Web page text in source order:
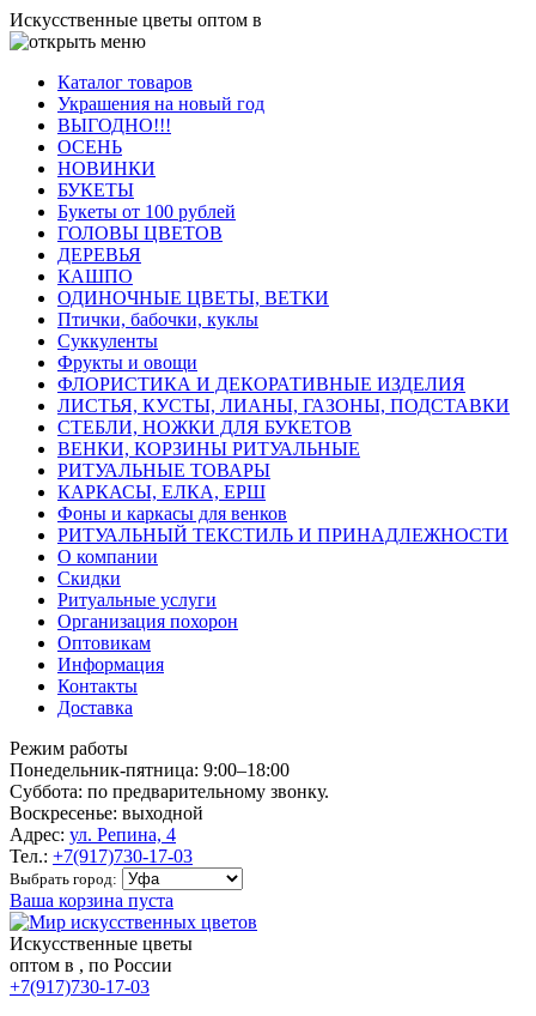
Искусственные цветы оптом в
Каталог товаров
Украшения на новый год
ВЫГОДНО!!!
ОСЕНЬ
НОВИНКИ
БУКЕТЫ
Букеты от 100 рублей
ГОЛОВЫ ЦВЕТОВ
ДЕРЕВЬЯ
КАШПО
ОДИНОЧНЫЕ ЦВЕТЫ, ВЕТКИ
Птички, бабочки, куклы
Суккуленты
Фрукты и овощи
ФЛОРИСТИКА И ДЕКОРАТИВНЫЕ ИЗДЕЛИЯ
ЛИСТЬЯ, КУСТЫ, ЛИАНЫ, ГАЗОНЫ, ПОДСТАВКИ
СТЕБЛИ, НОЖКИ ДЛЯ БУКЕТОВ
ВЕНКИ, КОРЗИНЫ РИТУАЛЬНЫЕ
РИТУАЛЬНЫЕ ТОВАРЫ
КАРКАСЫ, ЕЛКА, ЕРШ
Фоны и каркасы для венков
РИТУАЛЬНЫЙ ТЕКСТИЛЬ И ПРИНАДЛЕЖНОСТИ
О компании
Скидки
Ритуальные услуги
Организация похорон
Оптовикам
Информация
Контакты
Доставка
Режим работы
Понедельник-пятница: 9:00–18:00
Суббота: по предварительному звонку.
Воскресенье: выходной
Адрес: ул. Репина, 4
Тел.: +7(917)730-17-03
Выбрать город:
Ваша корзина пуста
Искусственные цветы
оптом в , по России
+7(917)730-17-03